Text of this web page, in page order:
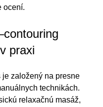
ocení.
praxi
je založený na presne
technikách.
relaxačnú masáž,